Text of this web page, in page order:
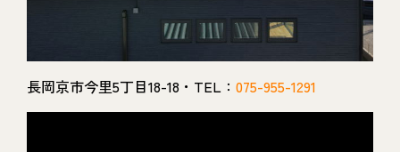
長岡京市今里5丁目18-18・TEL： 075-955-1291